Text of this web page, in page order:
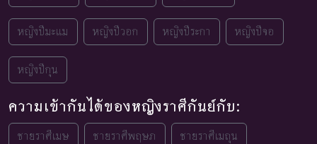
หญิงปีมะแม หญิงปีวอก หญิงปีระกา หญิงปีจอ
หญิงปีกุน
ความเข้ากันได้ของหญิงราศีกันย์กับ:
ชายราศีเมษ ชายราศีพฤษภ ชายราศีเมถุน